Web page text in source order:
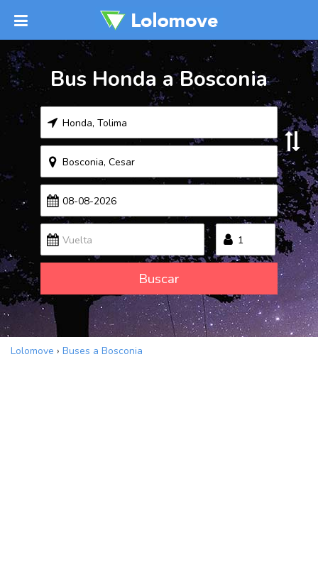
Bus Honda a Bosconia
Buscar
Lolomove › Buses a Bosconia